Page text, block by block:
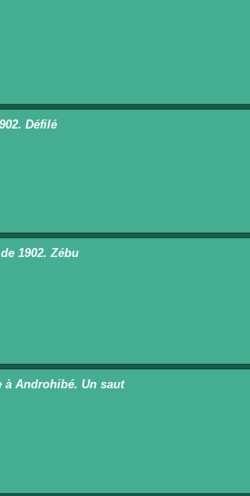
Défilé
1902. Zébu
Androhibé. Un saut